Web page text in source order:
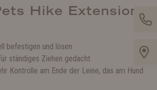
Hike Extension
befestigen und lösen
ständiges Ziehen gedacht
Kontrolle am Ende der Leine, das am Hund